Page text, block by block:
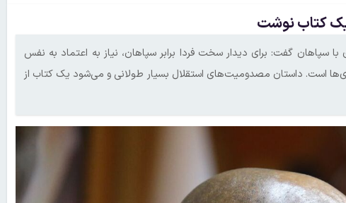
کتاب نوشت
سپاهان گفت: برای دیدار سخت فردا برابر سپاهان، نیاز به اعتماد به نفس
است. داستان مصدومیت‌های استقلال بسیار طولانی و می‌شود یک کتاب از